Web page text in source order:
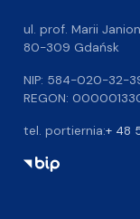
ul. prof. Marii
80-309 Gdańsk
NIP: 584-020-32-
REGON:
tel. portiernia:+ 48